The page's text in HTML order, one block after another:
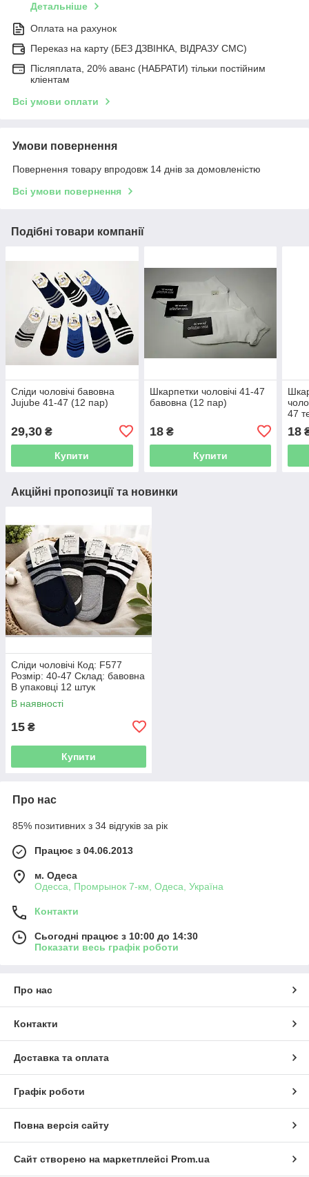
Детальніше
Оплата на рахунок
Переказ на карту (БЕЗ ДЗВІНКА, ВІДРАЗУ СМС)
Післяплата, 20% аванс (НАБРАТИ) тільки постійним
кліентам
Всі умови оплати
Умови повернення
Повернення товару впродовж 14 днів за домовленістю
Всі умови повернення
Подібні товари компанії
Сліди чоловічі бавовна
Jujube 41-47 (12 пар)
29,30 ₴
Купити
Шкарпетки чоловічі 41-47
бавовна (12 пар)
18₴
Купити
47
18
Акційні пропозиції та новинки
Сліди чоловічі Код: F577
Розмір: 40-47 Склад: бавовна
В упаковці 12 штук
В наявності
15 ₴
Купити
Про нас
85% позитивних з 34 відгуків за рік
Працює з 04.06.2013
м. Одеса
Одесса, Промрынок 7-км, Одеса, Україна
Контакти
Сьогодні працює з 10:00 до 14:30
Показати весь графік роботи
Про нас
Контакти
Доставка та оплата
Графік роботи
Повна версія сайту
Сайт створено на маркетплейсі Prom.ua